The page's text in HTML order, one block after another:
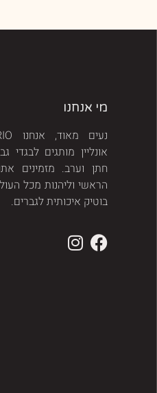
מי אנחנו
אונליין מותגים לבגדי
חתן וערב. מזמינים
הראשי וליהנות מכל
בוטיק איכותית לגברים.